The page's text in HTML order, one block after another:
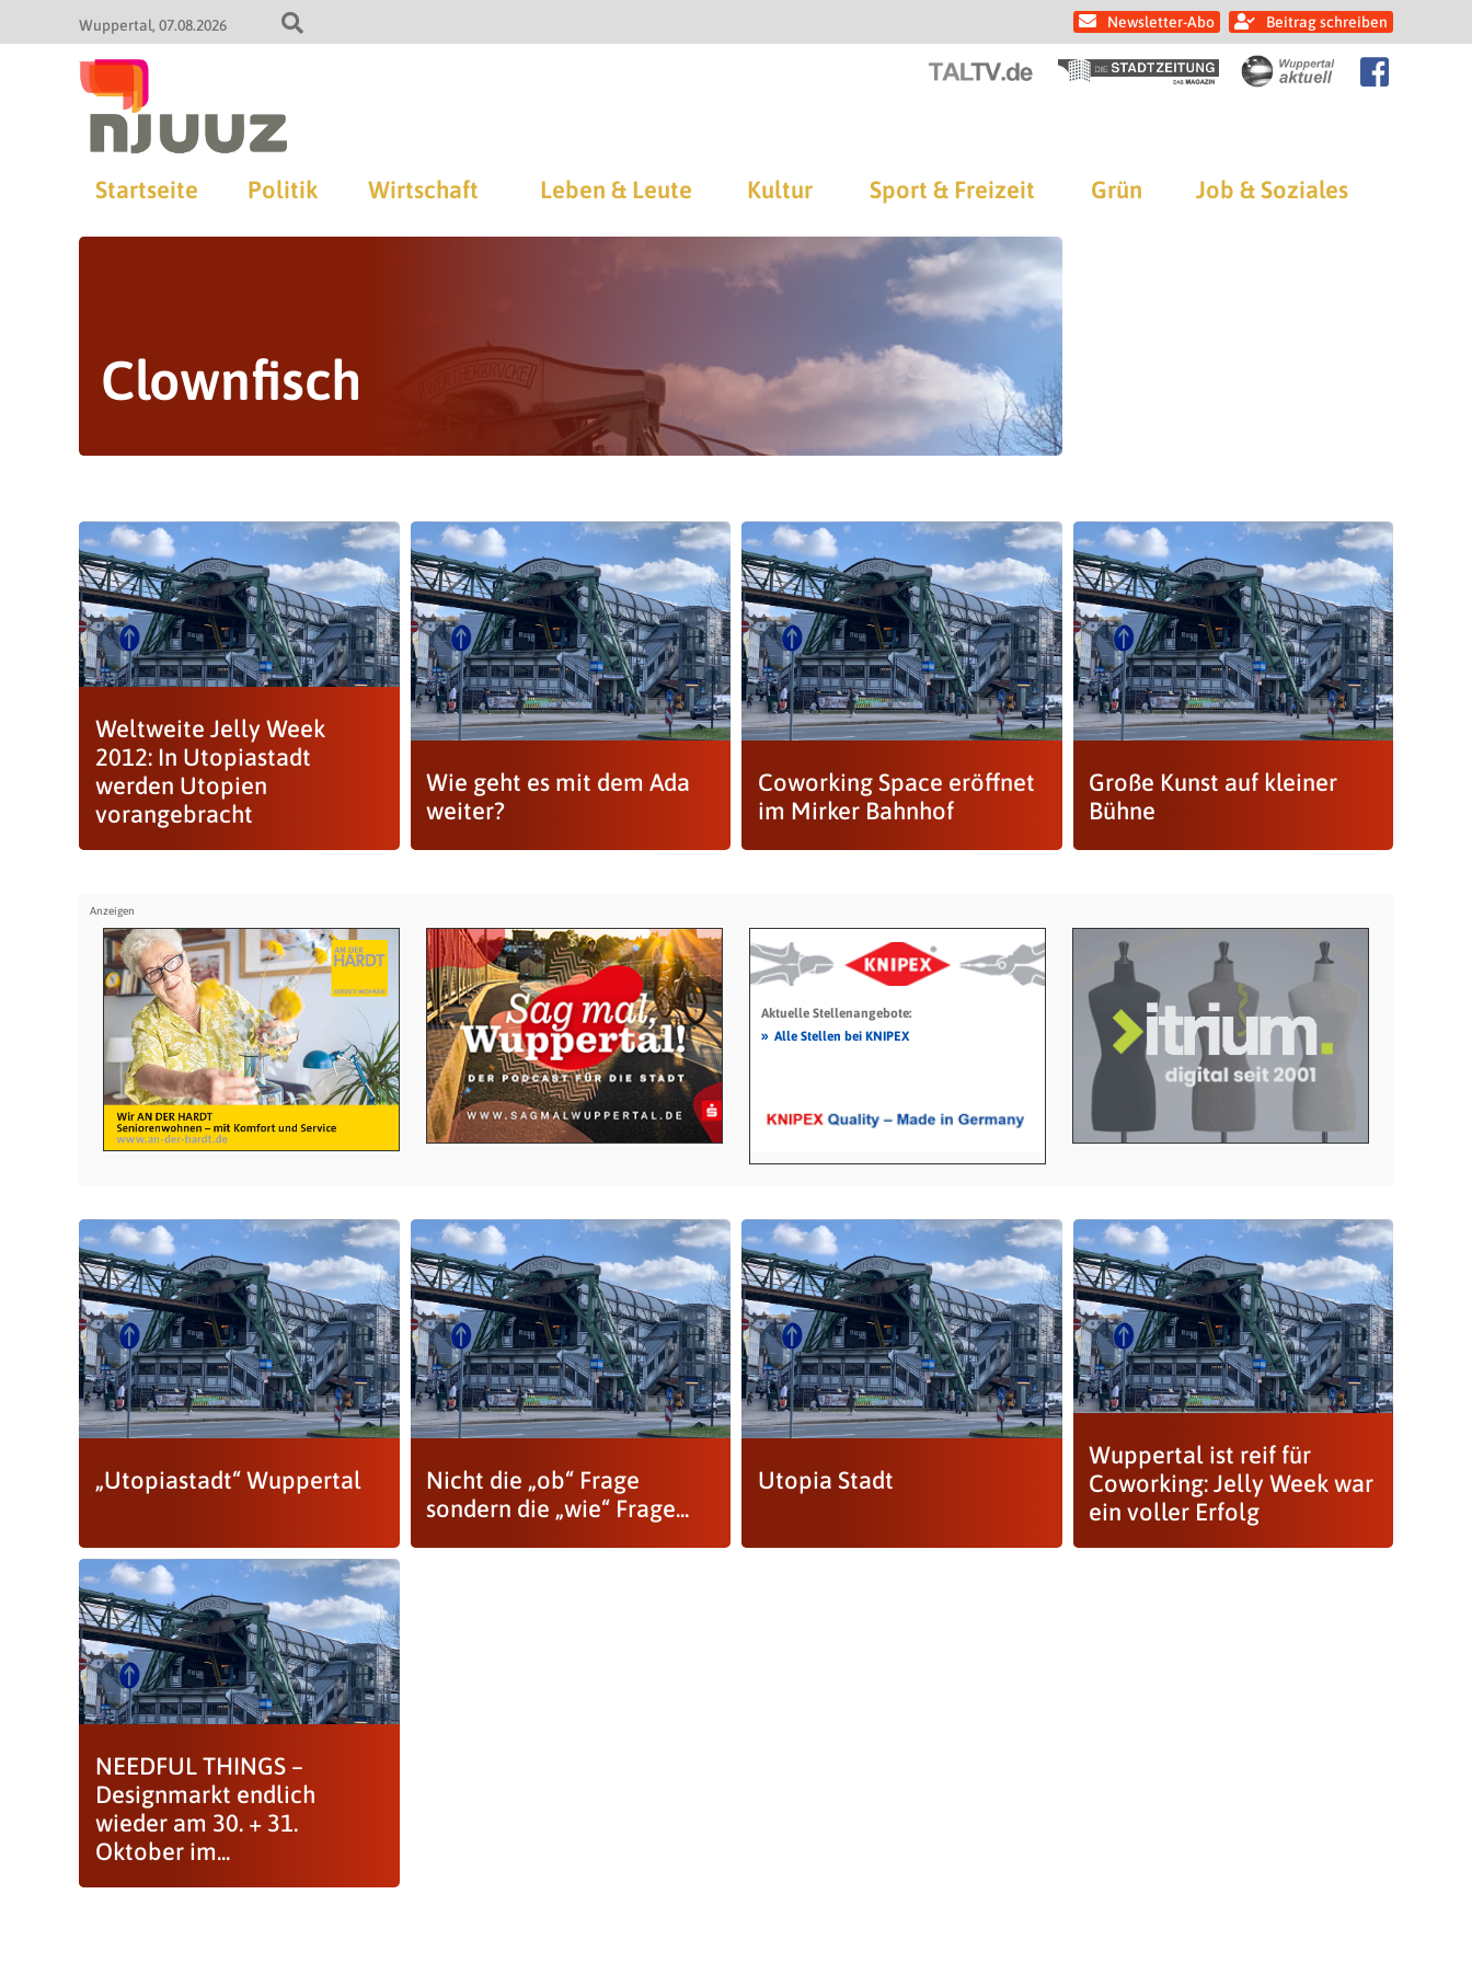
Wuppertal 07.08.2026 Newsletter-Abo Beitrag schreiben
Startseite Politik Wirtschaft Leben & Leute Kultur Sport & Freizeit Grün Job & Soziales
Clownfisch
Weltweite Jelly Week
2012: In Utopiastadt
werden Utopien
vorangebracht
Wie geht es mit dem Ada
weiter?
Coworking Space eröffnet
im Mirker Bahnhof
Große Kunst auf kleiner
Bühne
Aktuelle Stellenangebote:
» Alle Stellen bei KNIPEX
„Utopiastadt“ Wuppertal
Nicht die „ob“ Frage
sondern die „wie“ Frage...
Utopia Stadt
Wuppertal ist reif für
Coworking: Jelly Week war
ein voller Erfolg
NEEDFUL THINGS –
Designmarkt endlich
wieder am 30. + 31.
Oktober im...